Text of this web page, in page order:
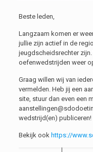
Beste leden,
Langzaam komen er
jullie zijn actief in de
jeugdscheidsrechter
oefenwedstrijden weer
Graag willen wij van
vermelden. Heb jij een
site, stuur dan even een
wedstrijd(en) publiceren!
Bekijk ook https://